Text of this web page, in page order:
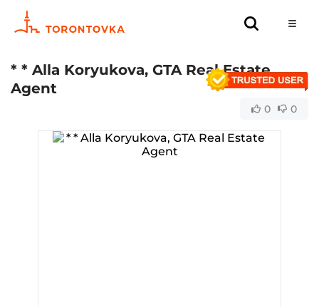
* * Alla Koryukova, GTA Real Estate
Agent
0 0